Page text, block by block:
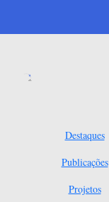
Destaques
Publicações
Projetos